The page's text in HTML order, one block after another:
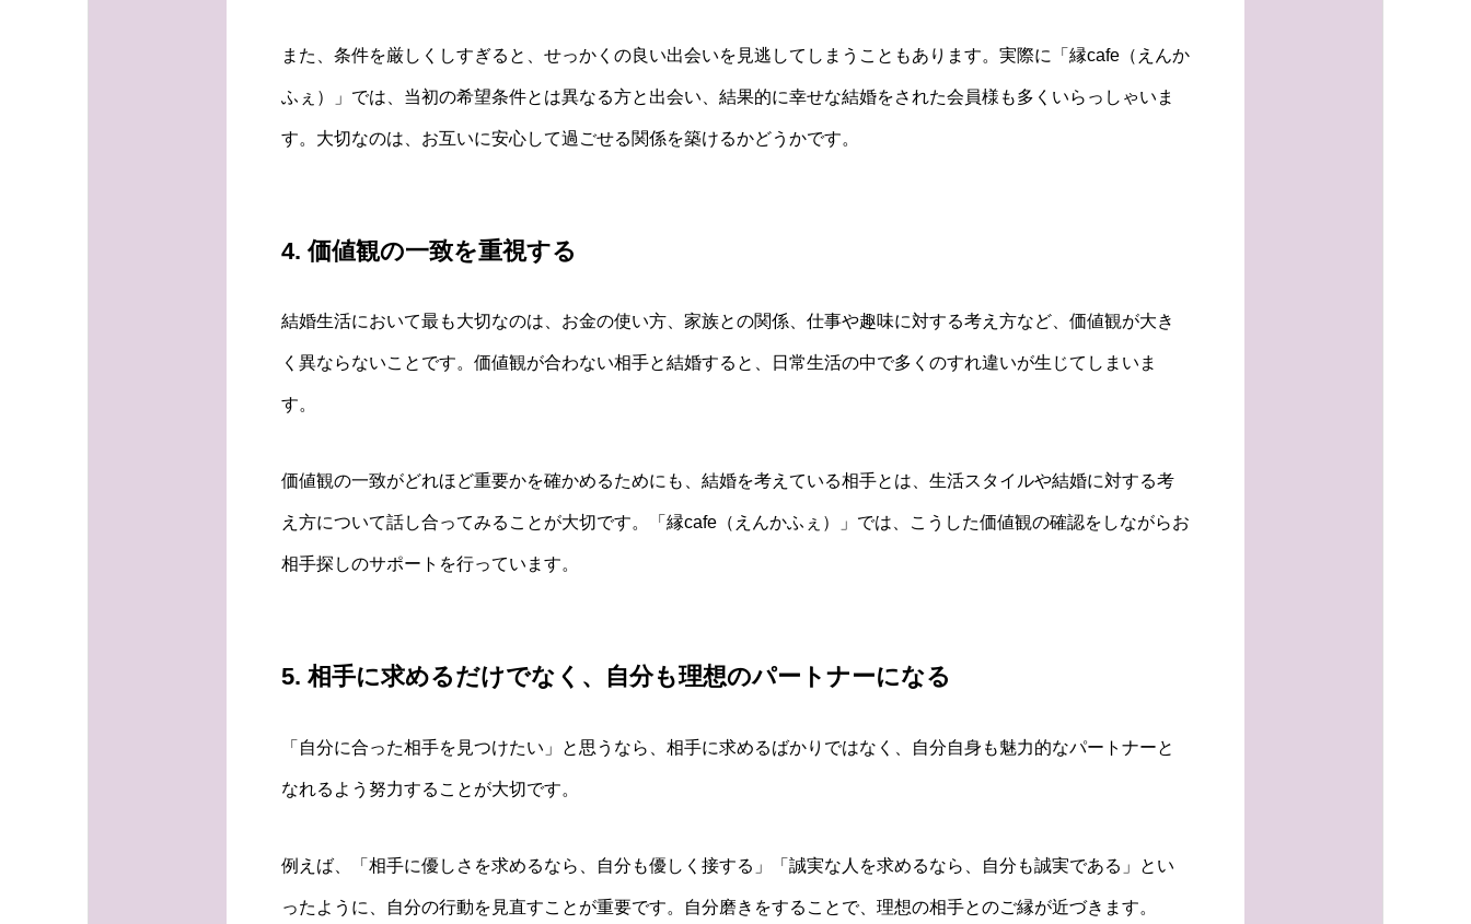
また、条件を厳しくしすぎると、せっかくの良い出会いを見逃してしまうこともあります。実際に「縁cafe（えんか
ふぇ）」では、当初の希望条件とは異なる方と出会い、結果的に幸せな結婚をされた会員様も多くいらっしゃいま
す。大切なのは、お互いに安心して過ごせる関係を築けるかどうかです。
4. 価値観の一致を重視する
結婚生活において最も大切なのは、お金の使い方、家族との関係、仕事や趣味に対する考え方など、価値観が大き
く異ならないことです。価値観が合わない相手と結婚すると、日常生活の中で多くのすれ違いが生じてしまいま
す。
価値観の一致がどれほど重要かを確かめるためにも、結婚を考えている相手とは、生活スタイルや結婚に対する考
え方について話し合ってみることが大切です。「縁cafe（えんかふぇ）」では、こうした価値観の確認をしながらお
相手探しのサポートを行っています。
5. 相手に求めるだけでなく、自分も理想のパートナーになる
「自分に合った相手を見つけたい」と思うなら、相手に求めるばかりではなく、自分自身も魅力的なパートナーと
なれるよう努力することが大切です。
例えば、「相手に優しさを求めるなら、自分も優しく接する」「誠実な人を求めるなら、自分も誠実である」とい
ったように、自分の行動を見直すことが重要です。自分磨きをすることで、理想の相手とのご縁が近づきます。